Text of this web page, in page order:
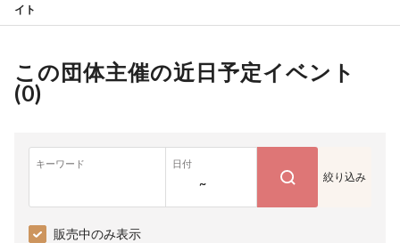
イト
この団体主催の近日予定イベント
(0)
キーワード 日付
~ 絞り込み
販売中のみ表示